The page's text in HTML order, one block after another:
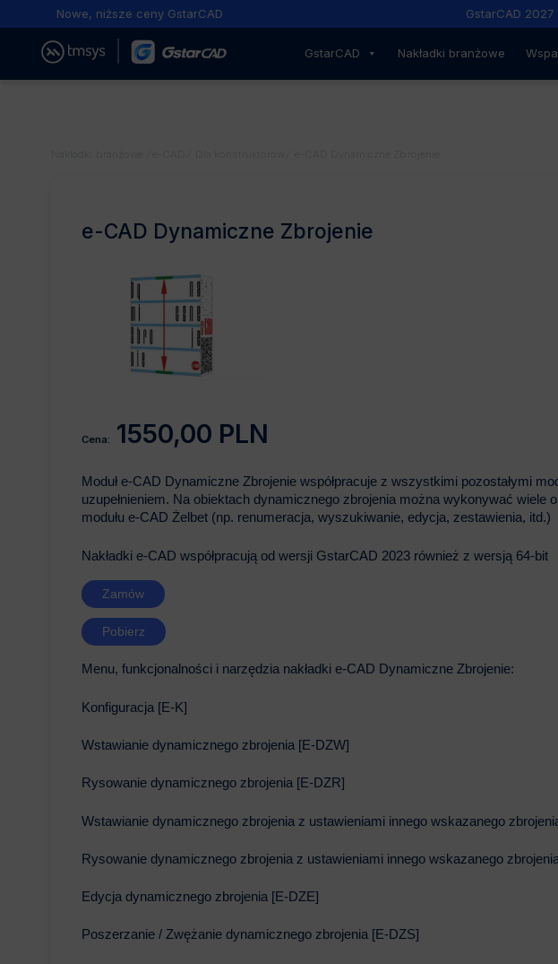
Nowe, niższe ceny GstarCAD GstarCAD 2027
GstarCAD Nakładki branżowe
e-CAD Dynamiczne Zbrojenie
Cena: 1550,00 PLN
Moduł e-CAD Dynamiczne Zbrojenie współpracuje z wszystkimi pozostałymi
uzupełnieniem. Na obiektach dynamicznego zbrojenia można wykonywać wiele
modułu e-CAD Żelbet (np. renumeracja, wyszukiwanie, edycja, zestawienia, itd.)
Nakładki e-CAD współpracują od wersji GstarCAD 2023 również z wersją 64-bit
Zamów
Pobierz
Menu, funkcjonalności i narzędzia nakładki e-CAD Dynamiczne Zbrojenie:
Konfiguracja [E-K]
Wstawianie dynamicznego zbrojenia [E-DZW]
Rysowanie dynamicznego zbrojenia [E-DZR]
Wstawianie dynamicznego zbrojenia z ustawieniami innego wskazanego
Rysowanie dynamicznego zbrojenia z ustawieniami innego wskazanego
Edycja dynamicznego zbrojenia [E-DZE]
Poszerzanie / Zwężanie dynamicznego zbrojenia [E-DZS]